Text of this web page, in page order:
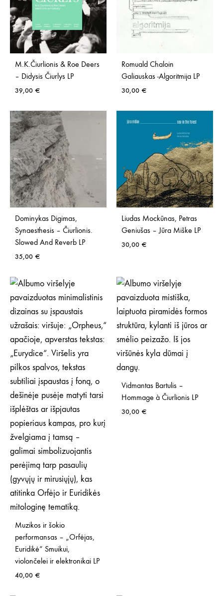
M.K.Čiurlionis & Roe Deers
– Didysis Čiurlys LP
39,00 €
Romuald Chaloin
Galiauskas -Algoritmija LP
30,00 €
Dominykas Digimas,
Synaesthesis – Čiurlionis.
Slowed And Reverb LP
35,00 €
Liudas Mockūnas, Petras
Geniušas – Jūra Miške LP
30,00 €
Muzikos ir šokio
performansas – „Orfėjas,
Euridikė“ Smuikui,
violončelei ir elektronikai LP
40,00 €
Vidmantas Bartulis –
Hommage à Čiurlionis LP
30,00 €